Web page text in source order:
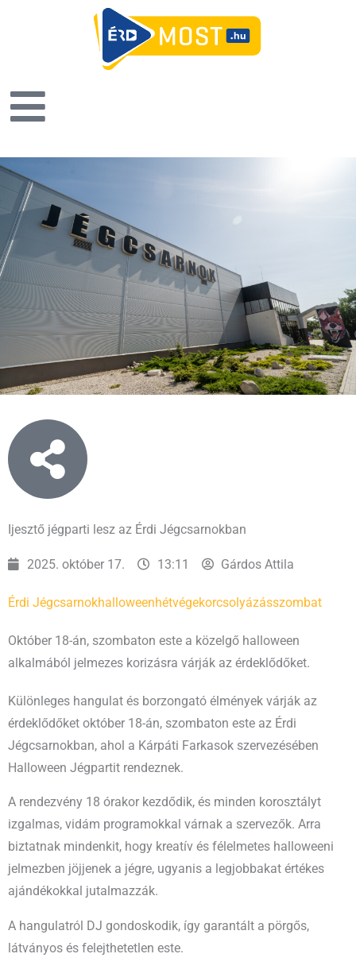
Ijesztő jégparti lesz az Érdi Jégcsarnokban
2025. október 17. 13:11 Gárdos Attila
Érdi Jégcsarnokhalloweenhétvégekorcsolyázásszombat
Október 18-án, szombaton este a közelgő halloween
alkalmából jelmezes korizásra várják az érdeklődőket.
Különleges hangulat és borzongató élmények várják az
érdeklődőket október 18-án, szombaton este az Érdi
Jégcsarnokban, ahol a Kárpáti Farkasok szervezésében
Halloween Jégpartit rendeznek.
A rendezvény 18 órakor kezdődik, és minden korosztályt
izgalmas, vidám programokkal várnak a szervezők. Arra
biztatnak mindenkit, hogy kreatív és félelmetes halloweeni
jelmezben jöjjenek a jégre, ugyanis a legjobbakat értékes
ajándékokkal jutalmazzák.
A hangulatról DJ gondoskodik, így garantált a pörgős,
látványos és felejthetetlen este.